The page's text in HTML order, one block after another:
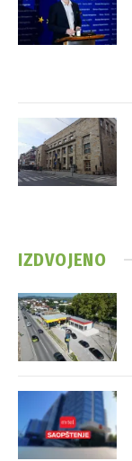
IZDVOJENO